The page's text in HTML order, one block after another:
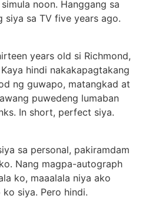
noon. Hanggang sa
siya sa TV five years ago.
years old si Richmond,
hindi nakakapagtakang
ng guwapo, matangkad at
puwedeng lumaban
In short, perfect siya.
sa personal, pakiramdam
Nang magpa-autograph
ko, maaalala niya ako
siya. Pero hindi.